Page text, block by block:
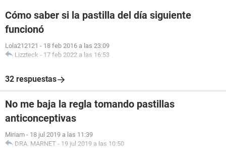
Cómo saber si la pastilla del día siguiente
funcionó
Lola212121 - 18 feb 2016 a las 23:09
Lizzteck - 17 feb 2022 a las 16:53
32 respuestas
No me baja la regla tomando pastillas
anticonceptivas
Miriam - 18 jul 2019 a las 11:39
DRA. MARNET - 19 jul 2019 a las 10:50